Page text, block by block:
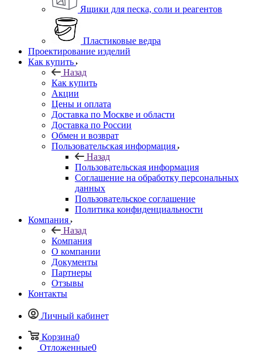
Ящики для песка, соли и реагентов
Пластиковые ведра
Проектирование изделий
Как купить
Назад
Как купить
Акции
Цены и оплата
Доставка по Москве и области
Доставка по России
Обмен и возврат
Пользовательская информация
Назад
Пользовательская информация
Соглашение на обработку персональных
данных
Пользовательское соглашение
Политика конфиденциальности
Компания
Назад
Компания
О компании
Документы
Партнеры
Отзывы
Контакты
Личный кабинет
Корзина0
Отложенные0